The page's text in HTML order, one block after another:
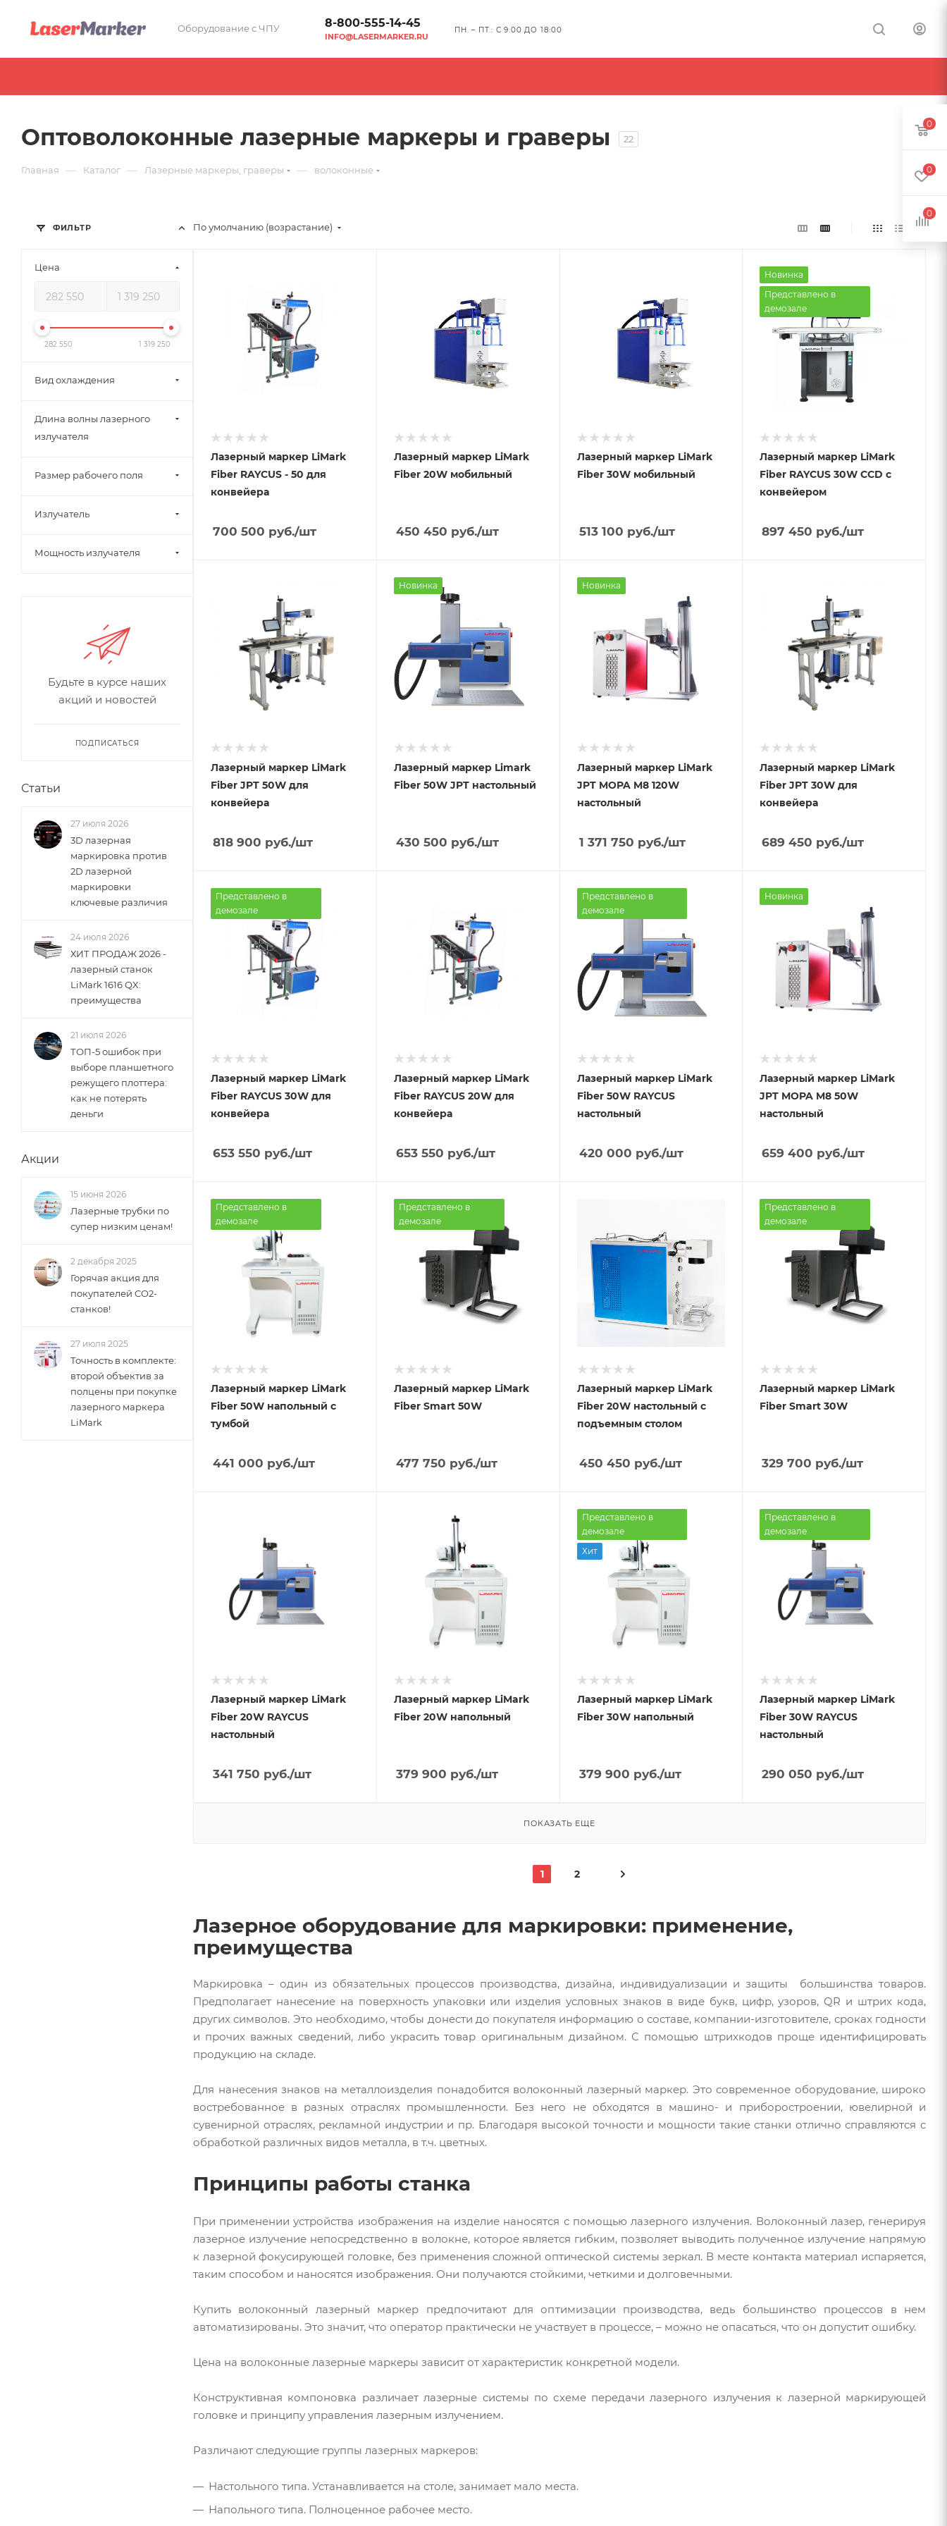
Оборудование с ЧПУ 8-800-555-14-45
INFO@LASERMARKER.RU
ПН. – ПТ.: С 9:00 ДО 18:00
Оптоволоконные лазерные маркеры и граверы 22
Главная — Каталог — Лазерные маркеры, граверы — волоконные
По умолчанию (возрастание)
Лазерный маркер LiMark
Fiber RAYCUS - 50 для
конвейера
700 500 руб./шт
Лазерный маркер LiMark
Fiber 20W мобильный
450 450 руб./шт
Лазерный маркер LiMark
Fiber 30W мобильный
513 100 руб./шт
Новинка
Представлено в
демозале
Лазерный маркер LiMark
Fiber RAYCUS 30W CCD с
конвейером
897 450 руб./шт
Лазерный маркер LiMark
Fiber JPT 50W для
конвейера
818 900 руб./шт
Новинка
Лазерный маркер Limark
Fiber 50W JPT настольный
430 500 руб./шт
Новинка
Лазерный маркер LiMark
JPT MOPA M8 120W
настольный
1 371 750 руб./шт
Лазерный маркер LiMark
Fiber JPT 30W для
конвейера
689 450 руб./шт
Представлено в
демозале
Лазерный маркер LiMark
Fiber RAYCUS 30W для
конвейера
653 550 руб./шт
Лазерный маркер LiMark
Fiber RAYCUS 20W для
конвейера
653 550 руб./шт
Представлено в
демозале
Лазерный маркер LiMark
Fiber 50W RAYCUS
настольный
420 000 руб./шт
Новинка
Лазерный маркер LiMark
JPT MOPA M8 50W
настольный
659 400 руб./шт
Представлено в
демозале
Лазерный маркер LiMark
Fiber 50W напольный с
тумбой
441 000 руб./шт
Представлено в
демозале
Лазерный маркер LiMark
Fiber Smart 50W
477 750 руб./шт
Лазерный маркер LiMark
Fiber 20W настольный с
подъемным столом
450 450 руб./шт
Представлено в
демозале
Лазерный маркер LiMark
Fiber Smart 30W
329 700 руб./шт
Лазерный маркер LiMark
Fiber 20W RAYCUS
настольный
341 750 руб./шт
Лазерный маркер LiMark
Fiber 20W напольный
379 900 руб./шт
Представлено в
демозале
Хит
Лазерный маркер LiMark
Fiber 30W напольный
379 900 руб./шт
Представлено в
демозале
Лазерный маркер LiMark
Fiber 30W RAYCUS
настольный
290 050 руб./шт
ПОКАЗАТЬ ЕЩЕ
1 2
Лазерное оборудование для маркировки: применение,
преимущества
Маркировка – один из обязательных процессов производства, дизайна, индивидуализации и защиты большинства товаров.
Предполагает нанесение на поверхность упаковки или изделия условных знаков в виде букв, цифр, узоров, QR и штрих кода,
других символов. Это необходимо, чтобы донести до покупателя информацию о составе, компании-изготовителе, сроках годности
и прочих важных сведений, либо украсить товар оригинальным дизайном. С помощью штрихкодов проще идентифицировать
продукцию на складе.
Для нанесения знаков на металлоизделия понадобится волоконный лазерный маркер. Это современное оборудование, широко
востребованное в разных отраслях промышленности. Без него не обходятся в машино- и приборостроении, ювелирной и
сувенирной отраслях, рекламной индустрии и пр. Благодаря высокой точности и мощности такие станки отлично справляются с
обработкой различных видов металла, в т.ч. цветных.
Принципы работы станка
При применении устройства изображения на изделие наносятся с помощью лазерного излучения. Волоконный лазер, генерируя
лазерное излучение непосредственно в волокне, которое является гибким, позволяет выводить полученное излучение напрямую
к лазерной фокусирующей головке, без применения сложной оптической системы зеркал. В месте контакта материал испаряется,
таким способом и наносятся изображения. Они получаются стойкими, четкими и долговечными.
Купить волоконный лазерный маркер предпочитают для оптимизации производства, ведь большинство процессов в нем
автоматизированы. Это значит, что оператор практически не участвует в процессе, – можно не опасаться, что он допустит ошибку.
Цена на волоконные лазерные маркеры зависит от характеристик конкретной модели.
Конструктивная компоновка различает лазерные системы по схеме передачи лазерного излучения к лазерной маркирующей
головке и принципу управления лазерным излучением.
Различают следующие группы лазерных маркеров:
Настольного типа. Устанавливается на столе, занимает мало места.
Напольного типа. Полноценное рабочее место.
ФИЛЬТР
Цена
282 550 1 319 250
Вид охлаждения
Длина волны лазерного
излучателя
Размер рабочего поля
Излучатель
Мощность излучателя
Будьте в курсе наших
акций и новостей
ПОДПИСАТЬСЯ
Статьи
27 июля 2026
3D лазерная
маркировка против
2D лазерной
маркировки
ключевые различия
24 июля 2026
ХИТ ПРОДАЖ 2026 -
лазерный станок
LiMark 1616 QX:
преимущества
21 июля 2026
ТОП-5 ошибок при
выборе планшетного
режущего плоттера:
как не потерять
деньги
Акции
15 июня 2026
Лазерные трубки по
супер низким ценам!
2 декабря 2025
Горячая акция для
покупателей CO2-
станков!
27 июля 2025
Точность в комплекте:
второй объектив за
полцены при покупке
лазерного маркера
LiMark
0
0
0